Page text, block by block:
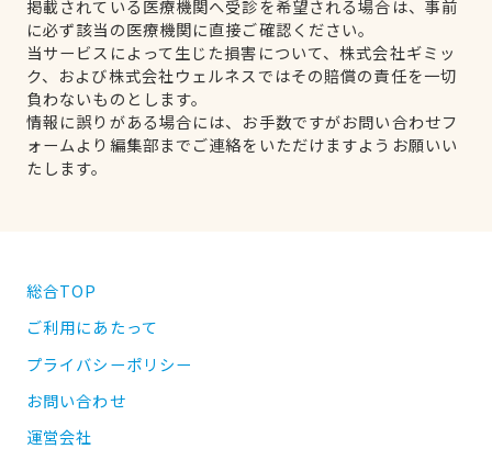
掲載されている医療機関へ受診を希望される場合は、事前
に必ず該当の医療機関に直接ご確認ください。
当サービスによって生じた損害について、株式会社ギミッ
ク、および株式会社ウェルネスではその賠償の責任を一切
負わないものとします。
情報に誤りがある場合には、お手数ですがお問い合わせフ
ォームより編集部までご連絡をいただけますようお願いい
たします。
総合TOP
ご利用にあたって
プライバシーポリシー
お問い合わせ
運営会社